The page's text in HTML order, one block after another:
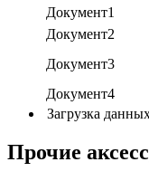
Документ1
Документ2
Документ3
Документ4
Загрузка
Прочие